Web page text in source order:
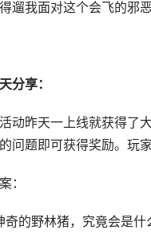
遛我面对这个会飞的邪
分享：
动昨天一上线就获得了
问题即可获得奖励。玩
：
奇的野林猪，究竟会是什